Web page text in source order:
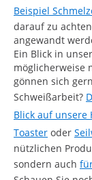
Beispiel
darauf zu
angewandt
Ein Blick in
möglicherweise
gönnen sich
Schweißarbeit?
Blick auf unsere
Toaster oder
nützlichen
sondern auch